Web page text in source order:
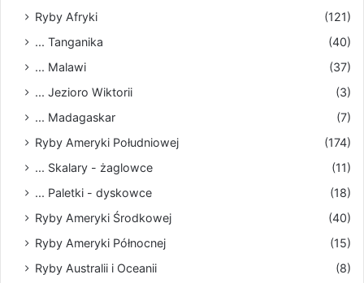
Ryby Afryki
(121)
... Tanganika
(40)
... Malawi
(37)
... Jezioro Wiktorii
(3)
... Madagaskar
(7)
Ryby Ameryki Południowej
(174)
... Skalary - żaglowce
(11)
... Paletki - dyskowce
(18)
Ryby Ameryki Środkowej
(40)
Ryby Ameryki Północnej
(15)
Ryby Australii i Oceanii
(8)